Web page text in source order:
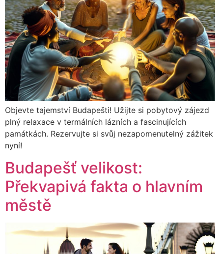
Objevte tajemství Budapešti! Užijte si pobytový zájezd
plný relaxace v termálních lázních a fascinujících
památkách. Rezervujte si svůj nezapomenutelný zážitek
nyní!
Budapešť velikost:
Překvapivá fakta o hlavním
městě